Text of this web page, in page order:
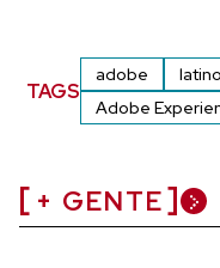
TAGS
adobe
Adobe
+ GENTE